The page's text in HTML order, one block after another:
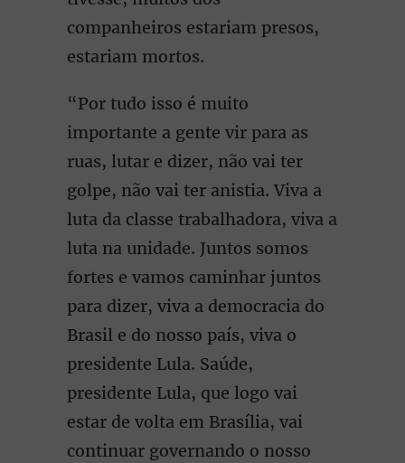
companheiros estariam presos,
estariam mortos.
“Por tudo isso é muito
importante a gente vir para as
ruas, lutar e dizer, não vai ter
golpe, não vai ter anistia. Viva a
luta da classe trabalhadora, viva a
luta na unidade. Juntos somos
fortes e vamos caminhar juntos
para dizer, viva a democracia do
Brasil e do nosso país, viva o
presidente Lula. Saúde,
presidente Lula, que logo vai
estar de volta em Brasília, vai
continuar governando o nosso